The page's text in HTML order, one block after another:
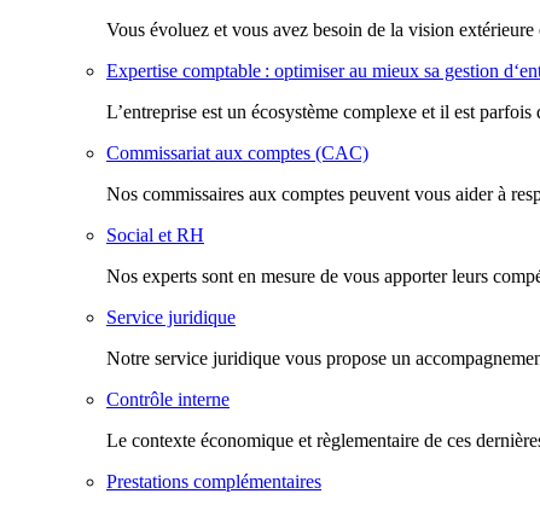
Vous évoluez et vous avez besoin de la vision
Expertise comptable : optimiser au mieux sa gestion
L’entreprise est un écosystème complexe et il est
Commissariat aux comptes (CAC)
Nos commissaires aux comptes peuvent vous aider à
Social et RH
Nos experts sont en mesure de vous apporter leurs
Service juridique
Notre service juridique vous propose un
Contrôle interne
Le contexte économique et règlementaire de ces
Prestations complémentaires